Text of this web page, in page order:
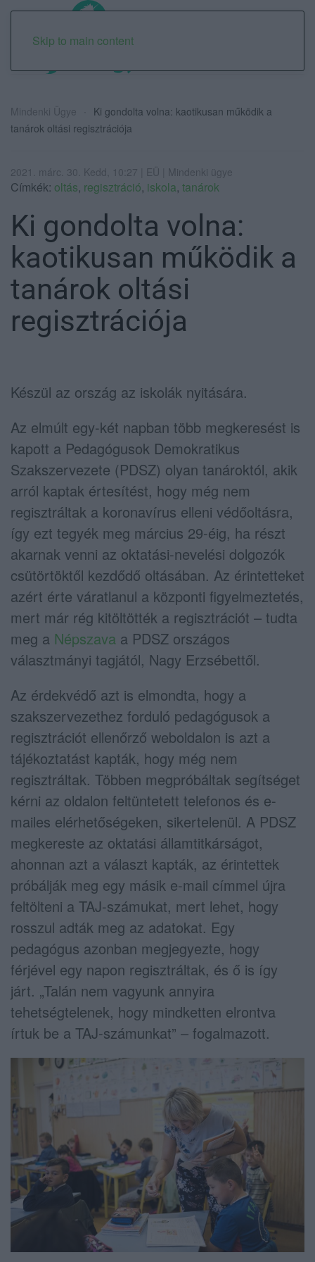
Skip to main content
Mindenki Ügye
Ki gondolta volna: kaotikusan működik a
tanárok oltási regisztrációja
2021. márc. 30. Kedd, 10:27 | EÜ | Mindenki ügye
Címkék: oltás, regisztráció, iskola, tanárok
Ki gondolta volna:
kaotikusan működik a
tanárok oltási
regisztrációja
Készül az ország az iskolák nyitására.
Az elmúlt egy-két napban több megkeresést is
kapott a Pedagógusok Demokratikus
Szakszervezete (PDSZ) olyan tanároktól, akik
arról kaptak értesítést, hogy még nem
regisztráltak a koronavírus elleni védőoltásra,
így ezt tegyék meg március 29-éig, ha részt
akarnak venni az oktatási-nevelési dolgozók
csütörtöktől kezdődő oltásában. Az érintetteket
azért érte váratlanul a központi figyelmeztetés,
mert már rég kitöltötték a regisztrációt – tudta
meg a Népszava a PDSZ országos
választmányi tagjától, Nagy Erzsébettől.
Az érdekvédő azt is elmondta, hogy a
szakszervezethez forduló pedagógusok a
regisztrációt ellenőrző weboldalon is azt a
tájékoztatást kapták, hogy még nem
regisztráltak. Többen megpróbáltak segítséget
kérni az oldalon feltüntetett telefonos és e-
mailes elérhetőségeken, sikertelenül. A PDSZ
megkereste az oktatási államtitkárságot,
ahonnan azt a választ kapták, az érintettek
próbálják meg egy másik e-mail címmel újra
feltölteni a TAJ-számukat, mert lehet, hogy
rosszul adták meg az adatokat. Egy
pedagógus azonban megjegyezte, hogy
férjével egy napon regisztráltak, és ő is így
járt. „Talán nem vagyunk annyira
tehetségtelenek, hogy mindketten elrontva
írtuk be a TAJ-számunkat” – fogalmazott.